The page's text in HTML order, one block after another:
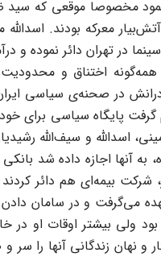
مخصوصا موقعى که
معرکه بودند.
در تهران دائر
و همه‌گونه اختناق و
1332 رشیدیان و برادرانش
تصمیم گرفت پایگاه
اسدالله و سیف‌الله
به آنها اجازه داده شد
شرکت بیمه‌اى هم دائر
بود ولى بیشتر اوقات او